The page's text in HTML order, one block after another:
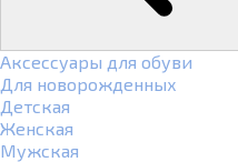
Аксессуары для обуви
Для новорожденных
Детская
Женская
Мужская